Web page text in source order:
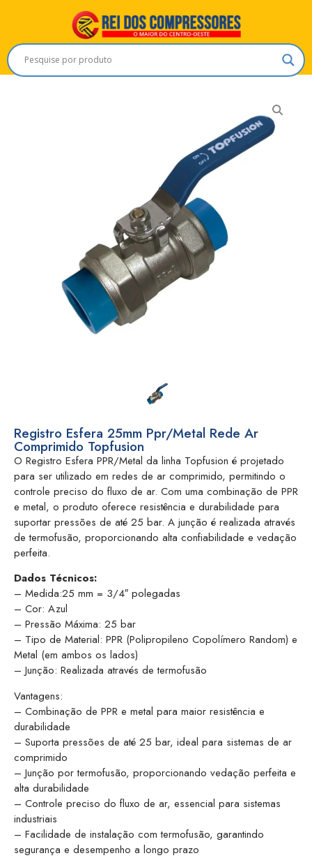
Registro Esfera 25mm Ppr/Metal Rede Ar
Comprimido Topfusion
O Registro Esfera PPR/Metal da linha Topfusion é projetado
para ser utilizado em redes de ar comprimido, permitindo o
controle preciso do fluxo de ar. Com uma combinação de PPR
e metal, o produto oferece resistência e durabilidade para
suportar pressões de até 25 bar. A junção é realizada através
de termofusão, proporcionando alta confiabilidade e vedação
perfeita.
Dados Técnicos:
– Medida:25 mm = 3/4″ polegadas
– Cor: Azul
– Pressão Máxima: 25 bar
– Tipo de Material: PPR (Polipropileno Copolímero Random) e
Metal (em ambos os lados)
– Junção: Realizada através de termofusão
Vantagens:
– Combinação de PPR e metal para maior resistência e
durabilidade
– Suporta pressões de até 25 bar, ideal para sistemas de ar
comprimido
– Junção por termofusão, proporcionando vedação perfeita e
alta durabilidade
– Controle preciso do fluxo de ar, essencial para sistemas
industriais
– Facilidade de instalação com termofusão, garantindo
segurança e desempenho a longo prazo